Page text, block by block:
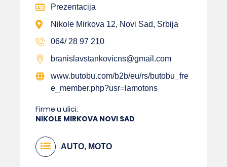
Prezentacija
Nikole Mirkova 12, Novi Sad, Srbija
064/ 28 97 210
branislavstankovicns@gmail.com
www.butobu.com/b2b/eu/rs/butobu_fre
e_member.php?usr=lamotons
Firme u ulici:
NIKOLE MIRKOVA NOVI SAD
AUTO, MOTO